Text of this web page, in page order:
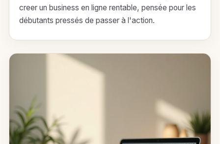
creer un business en ligne rentable, pensée pour les
débutants pressés de passer à l'action.